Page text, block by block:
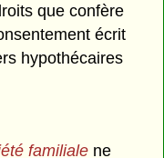
que confère
écrit
hypothécaires
familiale ne